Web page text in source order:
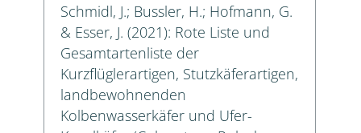
Schmidl, J.; Bussler, H.; Hofmann, G.
& Esser, J. (2021): Rote Liste und
Gesamtartenliste der
Kurzflüglerartigen, Stutzkäferartigen,
landbewohnenden
Kolbenwasserkäfer und Ufer-